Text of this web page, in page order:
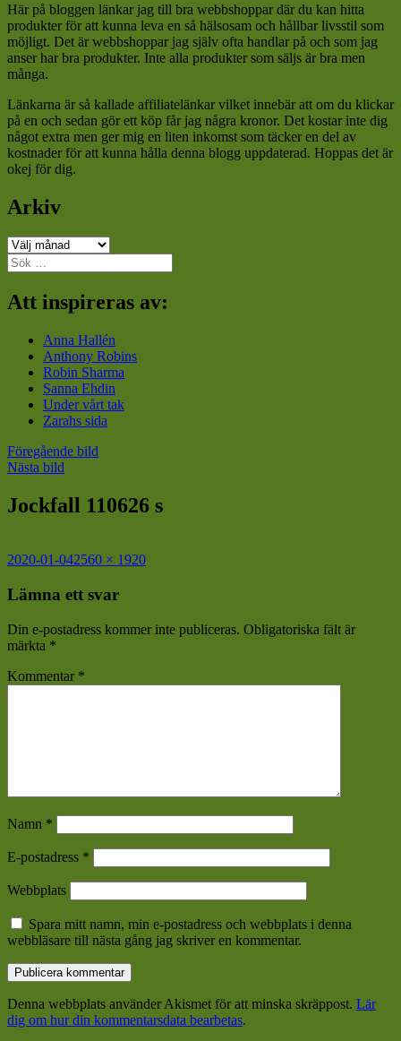
Här på bloggen länkar jag till bra webbshoppar där du kan hitta
produkter för att kunna leva en så hälsosam och hållbar livsstil som
möjligt. Det är webbshoppar jag själv ofta handlar på och som jag
anser har bra produkter. Inte alla produkter som säljs är bra men
många.
Länkarna är så kallade affiliatelänkar vilket innebär att om du klickar
på en och sedan gör ett köp får jag några kronor. Det kostar inte dig
något extra men ger mig en liten inkomst som täcker en del av
kostnader för att kunna hålla denna blogg uppdaterad. Hoppas det är
okej för dig.
Arkiv
Arkiv
Sök
efter:
Att inspireras av:
Anna Hallén
Anthony Robins
Robin Sharma
Sanna Ehdin
Under vårt tak
Zarahs sida
Föregående bild
Nästa bild
Jockfall 110626 s
Postat
2020-01-04Full
2560 × 1920
Lämna ett svar
Din e-postadress kommer inte publiceras. Obligatoriska fält är
märkta *
Kommentar *
Namn *
E-postadress *
Webbplats
Spara mitt namn, min e-postadress och webbplats i denna
webbläsare till nästa gång jag skriver en kommentar.
Denna webbplats använder Akismet för att minska skräppost. Lär
dig om hur din kommentarsdata bearbetas.